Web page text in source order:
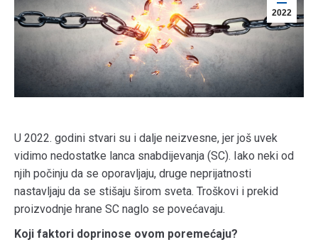
2022
U 2022. godini stvari su i dalje neizvesne, jer još uvek
vidimo nedostatke lanca snabdijevanja (SC). Iako neki od
njih počinju da se oporavljaju, druge neprijatnosti
nastavljaju da se stišaju širom sveta. Troškovi i prekid
proizvodnje hrane SC naglo se povećavaju.
Koji faktori doprinose ovom poremećaju?